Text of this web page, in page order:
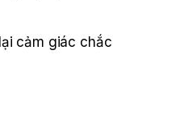
cảm giác chắc